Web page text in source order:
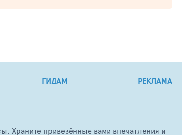
ГИДАМ РЕКЛАМА
Храните привезённые вами впечатления и